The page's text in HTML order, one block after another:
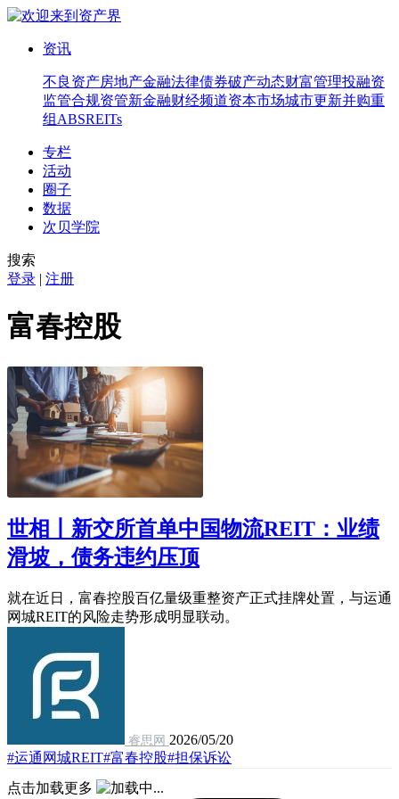
资讯
不良资产房地产金融法律债券破产动态财富管理投融资
监管合规资管新金融财经频道资本市场城市更新并购重
组 ABSREITs
专栏
活动
圈子
数据
次贝学院
搜索
登录 | 注册
富春控股
世相丨新交所首单中国物流REIT：业绩
滑坡，债务违约压顶
就在近日，富春控股百亿量级重整资产正式挂牌处置，与运通
网城REIT的风险走势形成明显联动。
睿思网 2026/05/20
#运通网城REIT#富春控股#担保诉讼
点击加载更多